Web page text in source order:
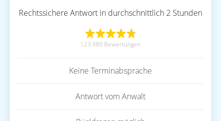
Rechtssichere Antwort in durchschnittlich 2 Stunden
123.980 Bewertungen
Keine Terminabsprache
Antwort vom Anwalt